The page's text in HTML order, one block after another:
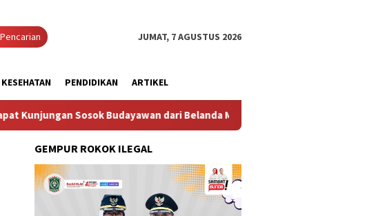
Pencarian JUMAT, 7 AGUSTUS 2026
KESEHATAN PENDIDIKAN ARTIKEL
Budayawan dari Belanda Mr. Crues Collen
GEMPUR ROKOK ILEGAL